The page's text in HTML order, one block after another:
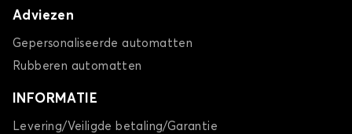
Automatten voor
Adviezen
Gepersonaliseerde automatten
Rubberen automatten
INFORMATIE
Levering/Veiligde betaling/Garantie